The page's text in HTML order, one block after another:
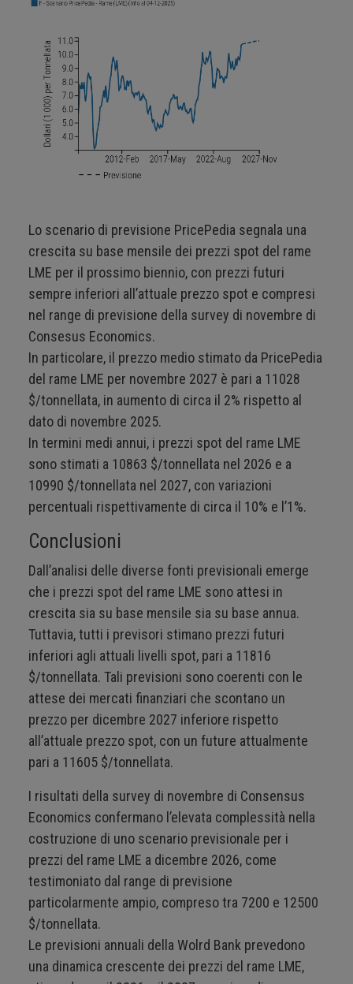
Lo scenario di previsione PricePedia segnala una
crescita su base mensile dei prezzi spot del rame
LME per il prossimo biennio, con prezzi futuri
sempre inferiori all’attuale prezzo spot e compresi
nel range di previsione della survey di novembre di
Consesus Economics.
In particolare, il prezzo medio stimato da PricePedia
del rame LME per novembre 2027 è pari a 11028
$/tonnellata, in aumento di circa il 2% rispetto al
dato di novembre 2025.
In termini medi annui, i prezzi spot del rame LME
sono stimati a 10863 $/tonnellata nel 2026 e a
10990 $/tonnellata nel 2027, con variazioni
percentuali rispettivamente di circa il 10% e l’1%.
Conclusioni
Dall’analisi delle diverse fonti previsionali emerge
che i prezzi spot del rame LME sono attesi in
crescita sia su base mensile sia su base annua.
Tuttavia, tutti i previsori stimano prezzi futuri
inferiori agli attuali livelli spot, pari a 11816
$/tonnellata. Tali previsioni sono coerenti con le
attese dei mercati finanziari che scontano un
prezzo per dicembre 2027 inferiore rispetto
all’attuale prezzo spot, con un future attualmente
pari a 11605 $/tonnellata.
I risultati della survey di novembre di Consensus
Economics confermano l’elevata complessità nella
costruzione di uno scenario previsionale per i
prezzi del rame LME a dicembre 2026, come
testimoniato dal range di previsione
particolarmente ampio, compreso tra 7200 e 12500
$/tonnellata.
Le previsioni annuali della Wolrd Bank prevedono
una dinamica crescente dei prezzi del rame LME,